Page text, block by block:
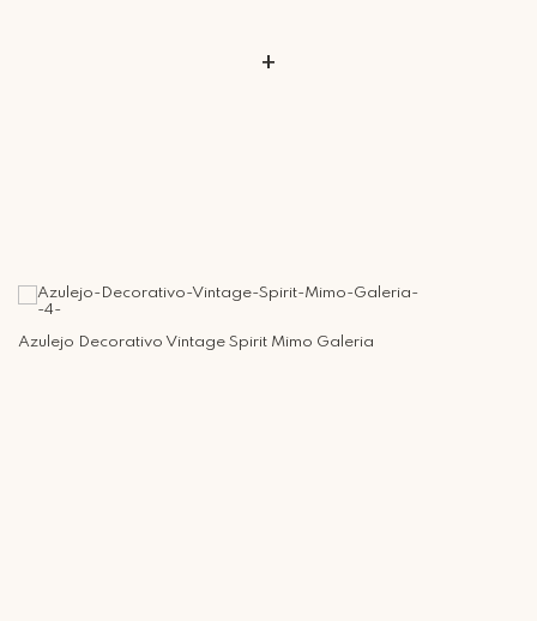
+
Azulejo Decorativo Vintage Spirit Mimo Galeria